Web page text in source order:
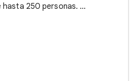
hasta 250 personas. …